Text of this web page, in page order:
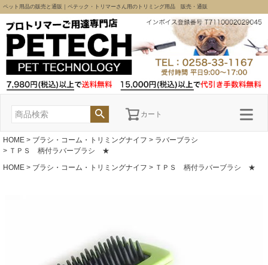
ペット用品の販売と通販｜ペテック・トリマーさん用のトリミング用品 販売・通販
カート
HOME ブラシ・コーム・トリミングナイフ
ラバーブラシ
ＴＰＳ 柄付ラバーブラシ ★
HOME
ブラシ・コーム・トリミングナイフ ＴＰＳ 柄付ラバーブラシ ★